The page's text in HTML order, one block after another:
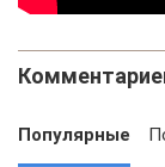
Популярные